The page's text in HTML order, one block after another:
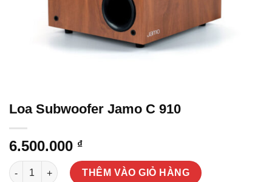
Loa Subwoofer Jamo C 910
6.500.000 ₫
Loa Subwoofer Jamo C 910 số lượng
THÊM VÀO GIỎ HÀNG